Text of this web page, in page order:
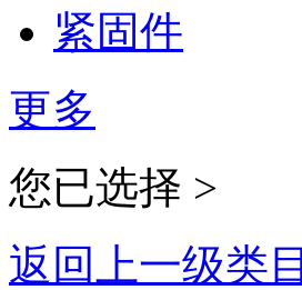
紧固件
更多
您已选择 >
返回上一级类目